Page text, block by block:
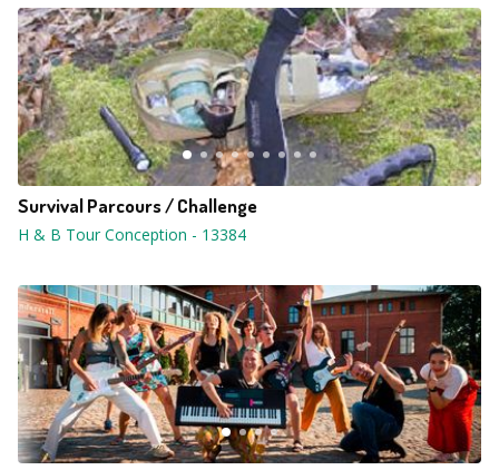
Survival Parcours / Challenge
H & B Tour Conception - 13384